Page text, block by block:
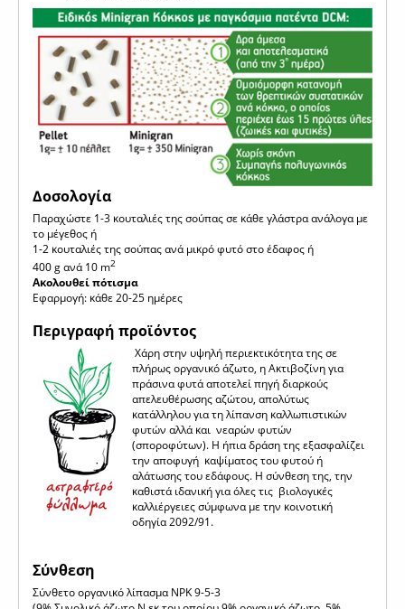
Δοσολογία
Παραχώστε 1-3 κουταλιές της σούπας σε κάθε γλάστρα ανάλογα με
το μέγεθος ή
1-2 κουταλιές της σούπας ανά μικρό φυτό στο έδαφος ή
400 g ανά 10 m2
Ακολουθεί πότισμα
Εφαρμογή: κάθε 20-25 ημέρες
Περιγραφή προϊόντος
Χάρη στην υψηλή περιεκτικότητα της σε
πλήρως οργανικό άζωτο, η Ακτιβοζίνη για
πράσινα φυτά αποτελεί πηγή διαρκούς
απελευθέρωσης αζώτου, απολύτως
κατάλληλου για τη λίπανση καλλωπιστικών
φυτών αλλά και νεαρών φυτών
(σποροφύτων). Η ήπια δράση της εξασφαλίζει
την αποφυγή καψίματος του φυτού ή
αλάτωσης του εδάφους. Η σύνθεση της, την
καθιστά ιδανική για όλες τις βιολογικές
καλλιέργειες σύμφωνα με την κοινοτική
οδηγία 2092/91.
Σύνθεση
Σύνθετο οργανικό λίπασμα NPK 9-5-3